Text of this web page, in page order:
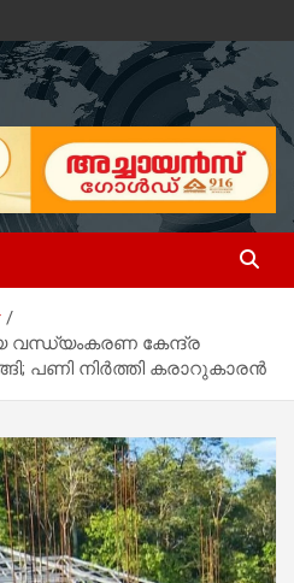
വന്ധ്യംകരണ കേന്ദ്ര
പണി നിർത്തി കരാറുകാരൻ